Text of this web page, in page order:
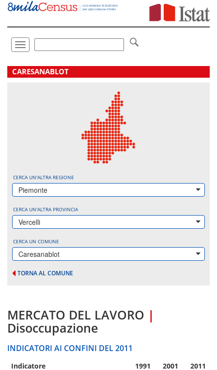
Vai
direttamente
Toggle
navigation
.
CARESANABLOT
CERCA UN'ALTRA REGIONE
Piemonte
CERCA UN'ALTRA PROVINCIA
Vercelli
CERCA UN COMUNE
Caresanablot
TORNA AL COMUNE
MERCATO DEL LAVORO |
Disoccupazione
INDICATORI AI CONFINI DEL 2011
Indicatore 1991 2001 2011